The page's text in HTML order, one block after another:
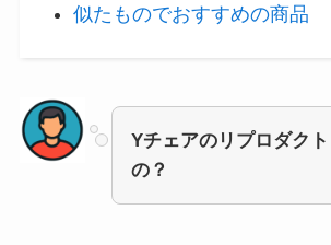
似たものでおすすめの商品
Yチェアのリプロダク
の？